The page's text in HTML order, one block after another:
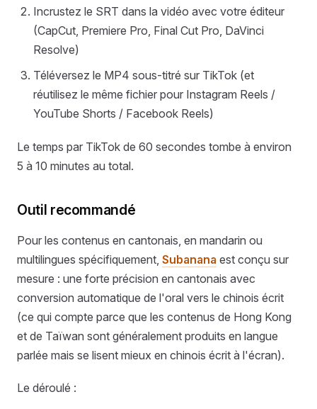
Incrustez le SRT dans la vidéo avec votre éditeur
(CapCut, Premiere Pro, Final Cut Pro, DaVinci
Resolve)
Téléversez le MP4 sous-titré sur TikTok (et
réutilisez le même fichier pour Instagram Reels /
YouTube Shorts / Facebook Reels)
Le temps par TikTok de 60 secondes tombe à environ
5 à 10 minutes au total.
Outil recommandé
Pour les contenus en cantonais, en mandarin ou
multilingues spécifiquement, Subanana est conçu sur
mesure : une forte précision en cantonais avec
conversion automatique de l'oral vers le chinois écrit
(ce qui compte parce que les contenus de Hong Kong
et de Taïwan sont généralement produits en langue
parlée mais se lisent mieux en chinois écrit à l'écran).
Le déroulé :